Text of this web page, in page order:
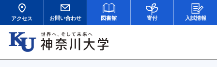
アクセス お問い合わせ 図書館 寄付 入試情報